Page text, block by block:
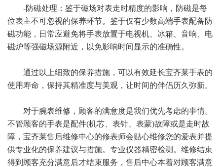
-防磁处理：鉴于磁场对表走时精度的影响，防磁是每
位表主不可忽视的保养环节。鉴于仅有少数高端手表配备防
磁功能，日常应避免将手表放置于电视机、冰箱、音响、电
磁炉等强磁场源附近，以免影响时间显示的准确性。
通过以上细致的保养措施，可以有效延长宝齐莱手表的
使用寿命，保持其精准度与美观，让时间的伴侣历久弥新。
对于腕表维修，顾客的满意度是我们优先考虑的事情。
不管顾客的手表是配件(机芯、表针、表蒙)故障或是走时故
障，宝齐莱售后维修中心的修表师会贴心维修您的爱表并提
供专业化的保养建议与措施。专业仪器精密检测。维修结束
得到顾客充分满意后才结束服务，售后中心本着对顾客满意